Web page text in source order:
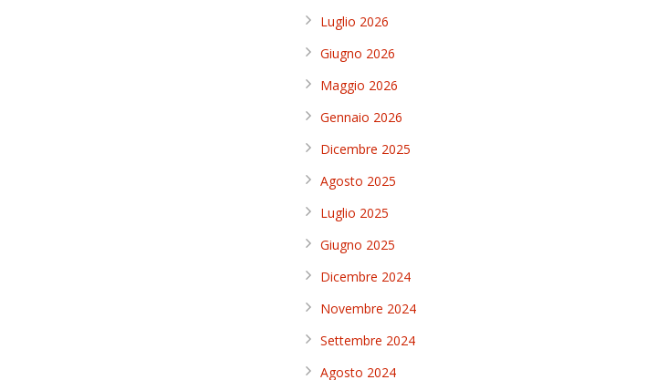
Luglio 2026
Giugno 2026
Maggio 2026
Gennaio 2026
Dicembre 2025
Agosto 2025
Luglio 2025
Giugno 2025
Dicembre 2024
Novembre 2024
Settembre 2024
Agosto 2024